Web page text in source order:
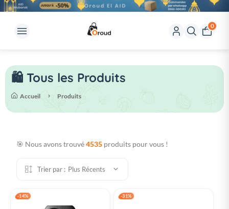
0
🛍️ Tous les Produits
Accueil Produits
🎯 Nous avons trouvé4535 produits pour vous !
Trier par : Plus Récents
-14% -31%